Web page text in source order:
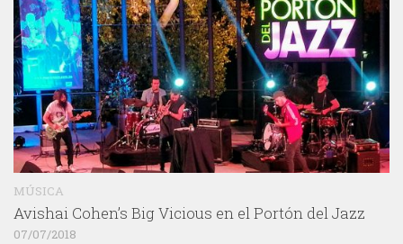
MÚSICA
Avishai Cohen’s Big Vicious en el Portón del Jazz
07/07/2018